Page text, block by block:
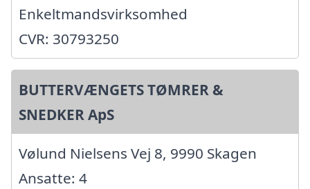
Enkeltmandsvirksomhed
CVR: 30793250
BUTTERVÆNGETS TØMRER &
SNEDKER ApS
Vølund Nielsens Vej 8, 9990 Skagen
Ansatte: 4